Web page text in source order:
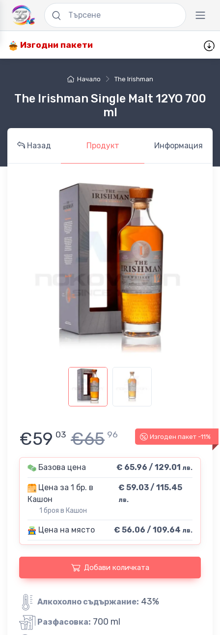
Изгодни пакети
Начало The Irishman
The Irishman Single Malt 12YO 700
ml
Назад Продукт Информация
Изгоден пакет -11%
€59 03 €65 96
Базова цена € 65.96 / 129.01 лв.
Цена за 1 бр. в
Кашон
1 броя в Кашон
€ 59.03 / 115.45
лв.
Цена на място € 56.06 / 109.64 лв.
Добави количката
Алкохолно съдържание: 43%
Разфасовка: 700 ml